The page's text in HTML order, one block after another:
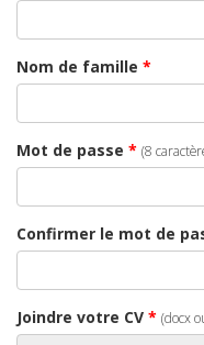
Nom de famille *
Mot de passe * (8
Confirmer le mot de
Joindre votre CV * (docx